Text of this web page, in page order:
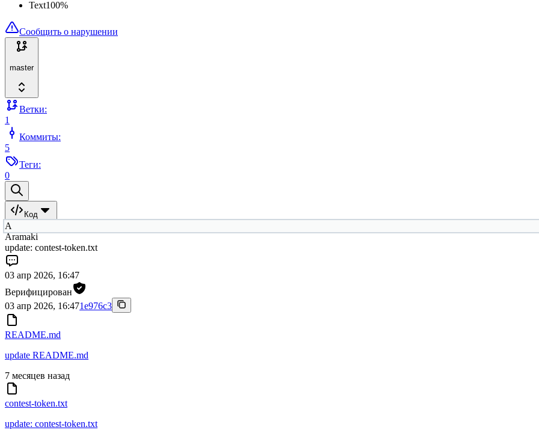
Text100%
Сообщить о нарушении
master
Ветки:
1
Коммиты:
5
Теги:
0
Код
A
Aramaki
update: contest-token.txt
03 апр 2026, 16:47
Верифицирован
03 апр 2026, 16:471e976c3
README.md
update README.md
7 месяцев назад
contest-token.txt
update: contest-token.txt